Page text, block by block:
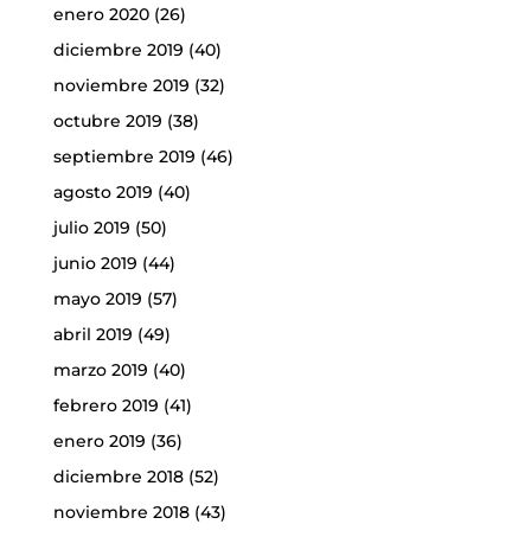
enero 2020(26)
diciembre 2019 (40)
noviembre 2019 (32)
octubre 2019 (38)
septiembre 2019 (46)
agosto 2019 (40)
julio 2019 (50)
junio 2019 (44)
mayo 2019 (57)
abril 2019 (49)
marzo 2019 (40)
febrero 2019 (41)
enero 2019 (36)
diciembre 2018(52)
noviembre 2018(43)